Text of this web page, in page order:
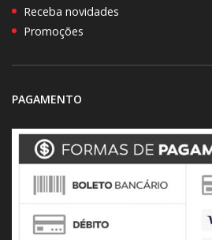
Receba novidades
Promoções
PAGAMENTO